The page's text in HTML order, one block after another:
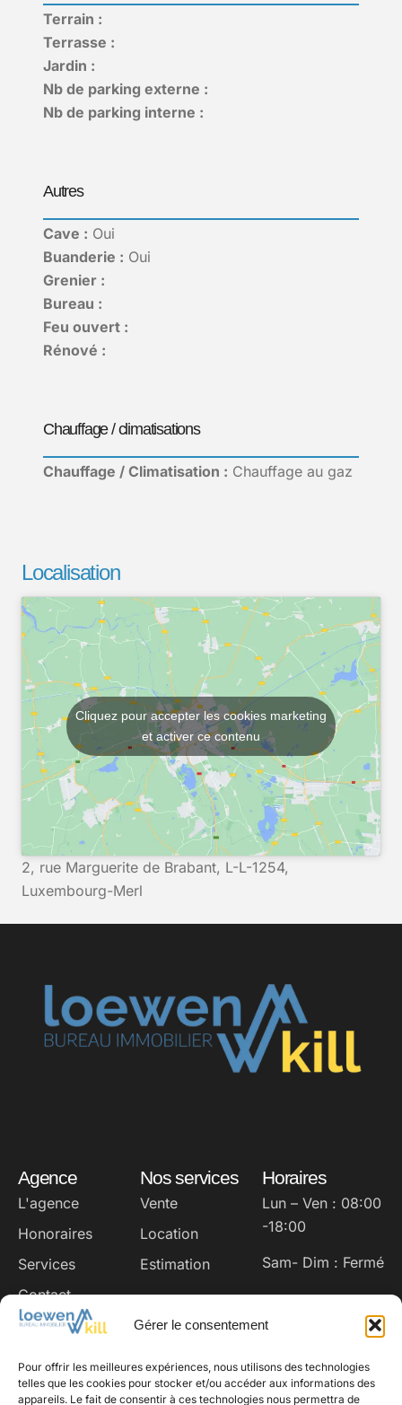
Gérer le consentement
Pour offrir les meilleures expériences, nous utilisons des technologies
telles que les cookies pour stocker et/ou accéder aux informations des
appareils. Le fait de consentir à ces technologies nous permettra de
Terrain :
Terrasse :
Jardin :
Nb de parking externe :
Nb de parking interne :
Autres
Cave : Oui
Buanderie : Oui
Grenier :
Bureau :
Feu ouvert :
Rénové :
Chauffage / climatisations
Chauffage / Climatisation : Chauffage au gaz
Localisation
Cliquez pour accepter les cookies marketing
et activer ce contenu
2, rue Marguerite de Brabant, L-L-1254,
Luxembourg-Merl
Agence
L'agence
Honoraires
Services
Contact
Nos services
Vente
Location
Estimation
Horaires
Lun – Ven : 08:00
-18:00
Sam- Dim : Fermé
Coordonnées
+352 691 93 22 02
Nos réseaux